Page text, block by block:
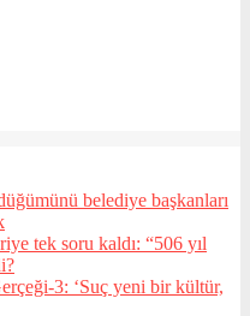
belediye başkanları
tek soru kaldı: “506 yıl
3: ‘Suç yeni bir kültür,